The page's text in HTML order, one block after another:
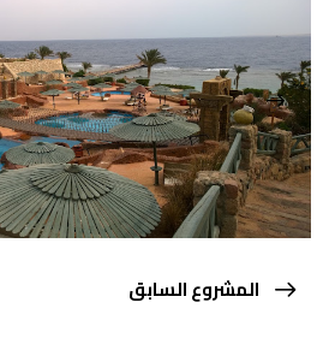
المشروع السابق